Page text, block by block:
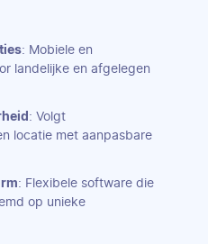
: Mobiele en
landelijke en afgelegen
: Volgt
locatie met aanpasbare
: Flexibele software die
op unieke